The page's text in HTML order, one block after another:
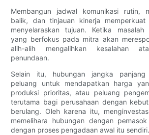
Membangun jadwal komunikasi rutin,
balik, dan tinjauan kinerja
menyelaraskan tujuan. Ketika masalah
yang berfokus pada mitra akan
alih-alih mengalihkan kesalahan
penundaan.
Selain itu, hubungan jangka
peluang untuk mendapatkan harga
produksi prioritas, atau peluang
terutama bagi perusahaan dengan
berulang. Oleh karena itu,
memelihara hubungan dengan
dengan proses pengadaan awal itu sendiri.